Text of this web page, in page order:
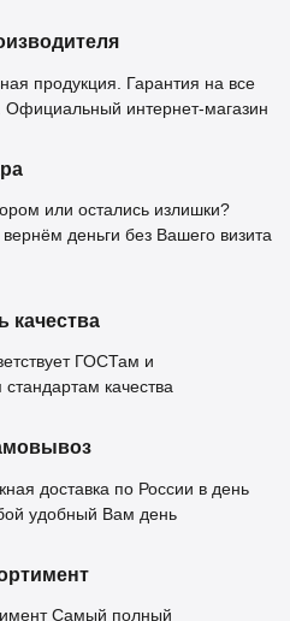
продукция. Гарантия на все
Официальный интернет-магазин
или остались излишки?
деньги без Вашего визита
качества
ГОСТам и
качества
доставка по России в день
удобный Вам день
Самый полный